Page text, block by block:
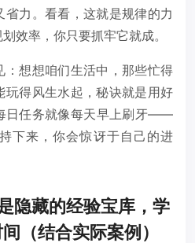
力。看看，这就是规律的力
效率，你只要抓牢它就成。
：想想咱们生活中，那些忙得
玩得风生水起，秘诀就是用好
日任务就像每天早上刷牙——
下来，你会惊讶于自己的进
隐藏的经验宝库，学
（结合实际案例）